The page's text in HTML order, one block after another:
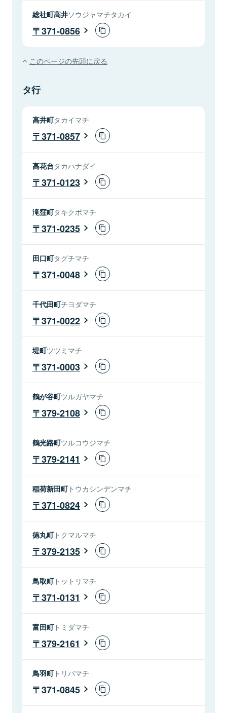
総社町高井ソウジャマチタカイ
371-0856
このページの先頭に戻る
タ行
高井町タカイマチ
371-0857
高花台タカハナダイ
371-0123
滝窪町タキクボマチ
371-0235
田口町タグチマチ
371-0048
千代田町チヨダマチ
371-0022
堤町ツツミマチ
371-0003
鶴が谷町ツルガヤマチ
379-2108
鶴光路町ツルコウジマチ
379-2141
稲荷新田町トウカシンデンマチ
371-0824
徳丸町トクマルマチ
379-2135
鳥取町トットリマチ
371-0131
富田町トミダマチ
379-2161
鳥羽町トリバマチ
371-0845